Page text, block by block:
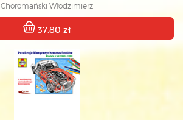
Choromański Włodzimierz
37.80 zł